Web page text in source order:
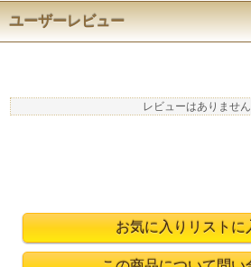
ユーザーレビュー
レビューはありません